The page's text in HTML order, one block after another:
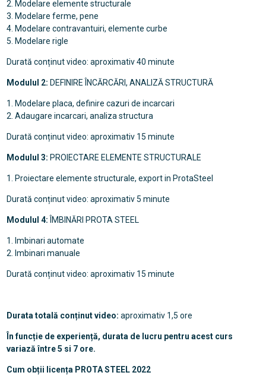
2. Modelare elemente structurale
3. Modelare ferme, pene
4. Modelare contravantuiri, elemente curbe
5. Modelare rigle
Durată conținut video: aproximativ 40 minute
Modulul 2: DEFINIRE ÎNCĂRCĂRI, ANALIZĂ STRUCTURĂ
1. Modelare placa, definire cazuri de incarcari
2. Adaugare incarcari, analiza structura
Durată conținut video: aproximativ 15 minute
Modulul 3: PROIECTARE ELEMENTE STRUCTURALE
1. Proiectare elemente structurale, export in ProtaSteel
Durată conținut video: aproximativ 5 minute
Modulul 4: ÎMBINĂRI PROTA STEEL
1. Imbinari automate
2. Imbinari manuale
Durată conținut video: aproximativ 15 minute
Durata totală conținut video: aproximativ 1,5 ore
În funcție de experiență, durata de lucru pentru acest curs
variază între 5 si 7 ore.
Cum obții licența PROTA STEEL 2022